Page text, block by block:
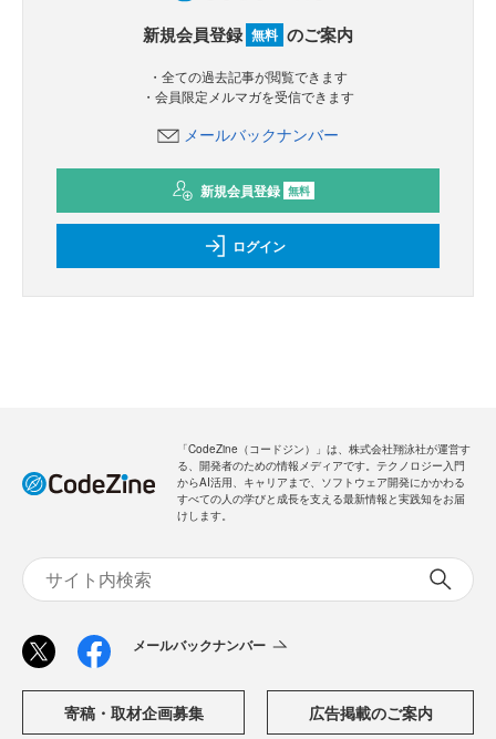
新規会員登録 無料 のご案内
・全ての過去記事が閲覧できます
・会員限定メルマガを受信できます
メールバックナンバー
新規会員登録 無料
ログイン
「CodeZine（コードジン）」は、株式会社翔泳社が運営す
る、開発者のための情報メディアです。テクノロジー入門
からAI活用、キャリアまで、ソフトウェア開発にかかわる
すべての人の学びと成長を支える最新情報と実践知をお届
けします。
メールバックナンバー
寄稿・取材企画募集 広告掲載のご案内